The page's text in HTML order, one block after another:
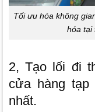
Tối ưu hóa không
hóa tại
2, Tạo lối đi
cửa hàng
nhất.